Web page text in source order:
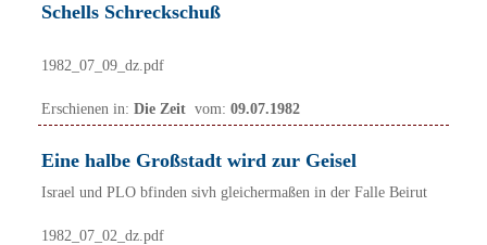
Schells Schreckschuß
1982_07_09_dz.pdf
Erschienen in: Die Zeit vom: 09.07.1982
Eine halbe Großstadt wird zur Geisel
Israel und PLO bfinden sivh gleichermaßen in der Falle Beirut
1982_07_02_dz.pdf